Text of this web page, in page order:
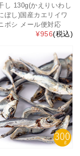
し 130g(かえりいわし
ぼし)国産カエリイワ
ボシ メール便対応
¥956(税込)